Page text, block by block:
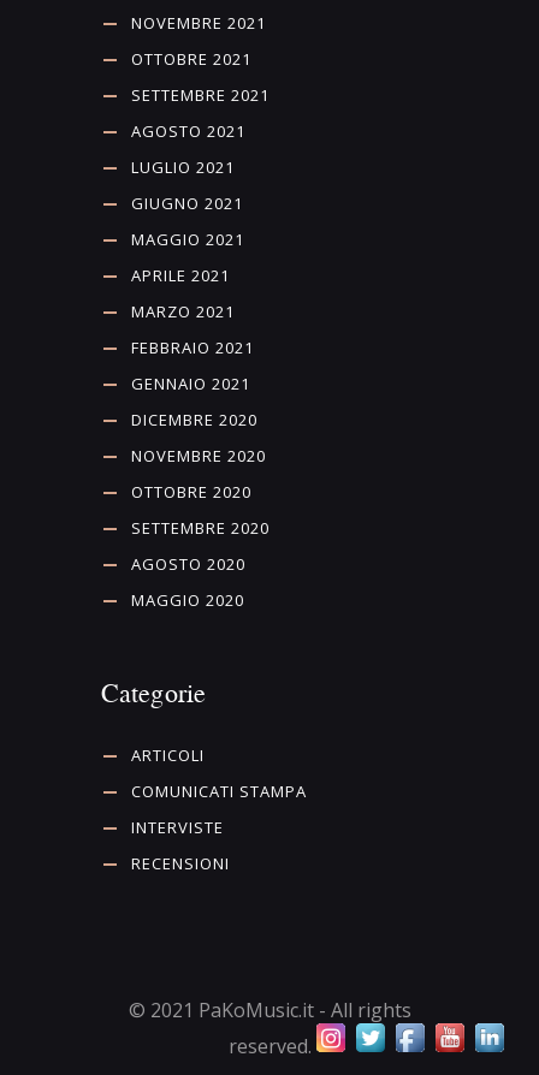
NOVEMBRE 2021
OTTOBRE 2021
SETTEMBRE 2021
AGOSTO 2021
LUGLIO 2021
GIUGNO 2021
MAGGIO 2021
APRILE 2021
MARZO 2021
FEBBRAIO 2021
GENNAIO 2021
DICEMBRE 2020
NOVEMBRE 2020
OTTOBRE 2020
SETTEMBRE 2020
AGOSTO 2020
MAGGIO 2020
Categorie
ARTICOLI
COMUNICATI STAMPA
INTERVISTE
RECENSIONI
© 2021 PaKoMusic.it - All rights
reserved.